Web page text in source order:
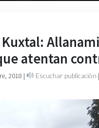
atentan
2018 | Escuchar publicación